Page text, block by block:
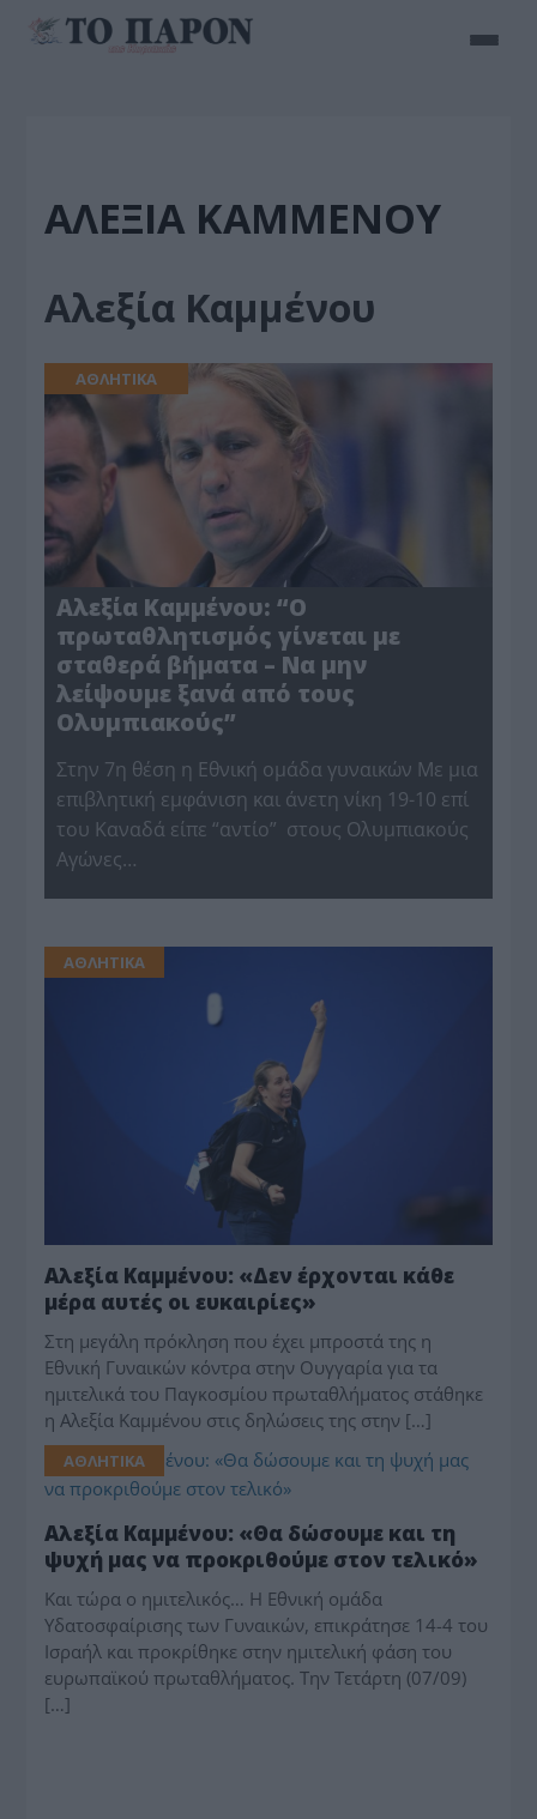
ΑΛΕΞΊΑ ΚΑΜΜΈΝΟΥ
Αλεξία Καμμένου
ΑΘΛΗΤΙΚΑ
Αλεξία Καμμένου: “Ο
πρωταθλητισμός γίνεται με
σταθερά βήματα – Να μην
λείψουμε ξανά από τους
Ολυμπιακούς”
Στην 7η θέση η Εθνική ομάδα γυναικών Με μια
επιβλητική εμφάνιση και άνετη νίκη 19-10 επί
του Καναδά είπε “αντίο” στους Ολυμπιακούς
Αγώνες…
ΑΘΛΗΤΙΚΑ
Αλεξία Καμμένου: «Δεν έρχονται κάθε
μέρα αυτές οι ευκαιρίες»
Στη μεγάλη πρόκληση που έχει μπροστά της η
Εθνική Γυναικών κόντρα στην Ουγγαρία για τα
ημιτελικά του Παγκοσμίου πρωταθλήματος στάθηκε
η Αλεξία Καμμένου στις δηλώσεις της στην […]
ΑΘΛΗΤΙΚΑ
Αλεξία Καμμένου: «Θα δώσουμε και τη
ψυχή μας να προκριθούμε στον τελικό»
Και τώρα ο ημιτελικός… Η Εθνική ομάδα
Υδατοσφαίρισης των Γυναικών, επικράτησε 14-4 του
Ισραήλ και προκρίθηκε στην ημιτελική φάση του
ευρωπαϊκού πρωταθλήματος. Την Τετάρτη (07/09)
[…]